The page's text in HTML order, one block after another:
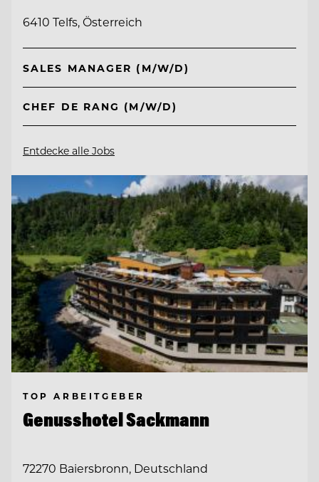
6410 Telfs, Österreich
SALES MANAGER (M/W/D)
CHEF DE RANG (M/W/D)
Entdecke alle Jobs
TOP ARBEITGEBER
Genusshotel Sackmann
72270 Baiersbronn, Deutschland